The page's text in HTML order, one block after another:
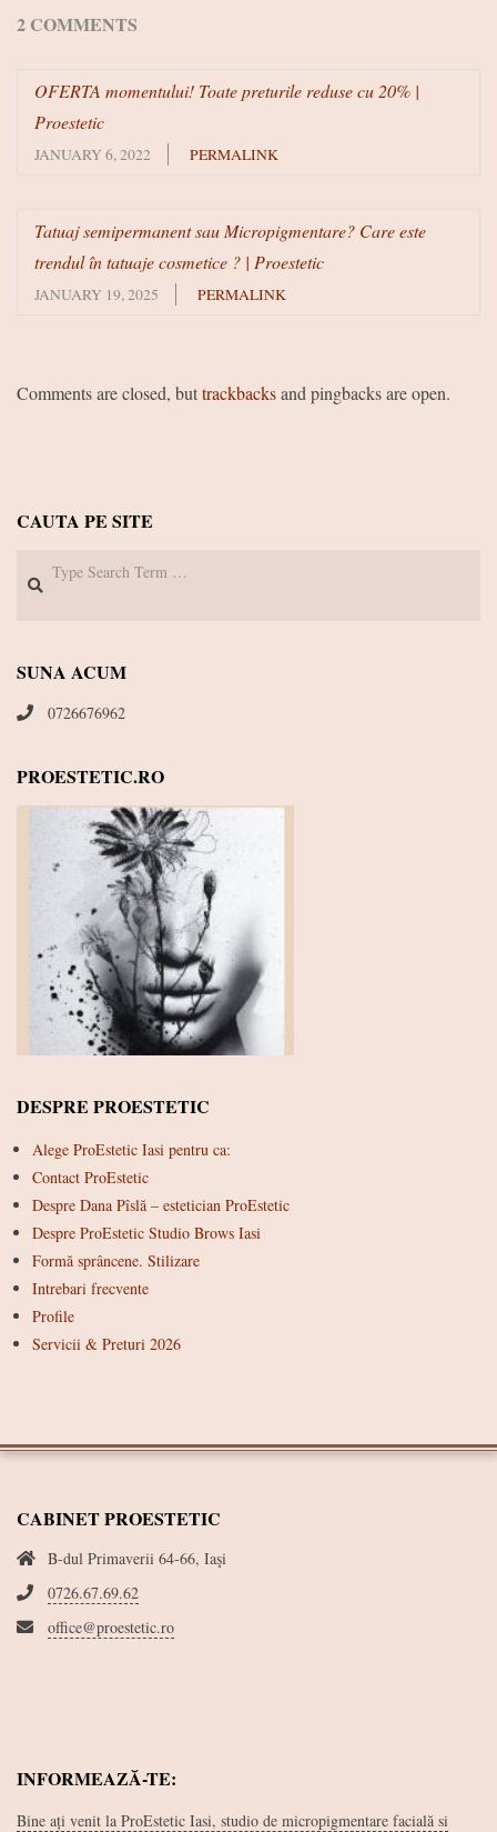
2 COMMENTS
OFERTA momentului! Toate preturile reduse cu 20% |
Proestetic
JANUARY 6, 2022 PERMALINK
Tatuaj semipermanent sau Micropigmentare? Care este
trendul în tatuaje cosmetice ? | Proestetic
JANUARY 19, 2025 PERMALINK
Comments are closed, buttrackbacksand pingbacks are open.
CAUTA PE SITE
SUNA ACUM
0726676962
PROESTETIC.RO
DESPRE PROESTETIC
Alege ProEstetic Iasi pentru ca:
Contact ProEstetic
Despre Dana Pîslă – estetician ProEstetic
Despre ProEstetic Studio Brows Iasi
Formă sprâncene. Stilizare
Intrebari frecvente
Profile
Servicii & Preturi 2026
CABINET PROESTETIC
B-dul Primaverii 64-66, Iaşi
0726.67.69.62
office@proestetic.ro
INFORMEAZĂ-TE:
Bine ați venit la ProEstetic Iasi, studio de micropigmentare facială si